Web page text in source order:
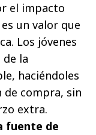
el impacto
un valor que
Los jóvenes
la
haciéndoles
compra, sin
extra.
fuente de